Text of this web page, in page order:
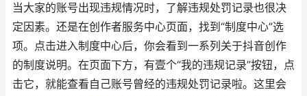
当大家的账号出现违规情况时，了解违规处罚记录也很决
定因素。还是在创作者服务中心页面，找到“制度中心”选
项。点击进入制度中心后，你会看到一系列关于抖音创作
的制度说明。在页面下方，有壹个“我的违规记录”按钮，点
击它，就能查看自己账号曾经的违规处罚记录啦。这里会